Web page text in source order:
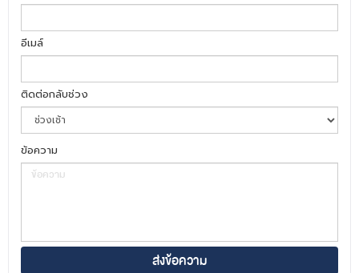
อีเมล์
ติดต่อกลับช่วง
ข้อความ